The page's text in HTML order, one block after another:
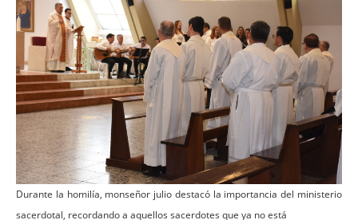
Durante la homilía, monseñor julio destacó la importancia del ministerio
sacerdotal, recordando a aquellos sacerdotes que ya no está